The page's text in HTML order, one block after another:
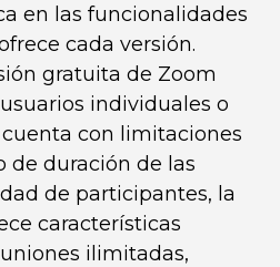
en las funcionalidades
cada versión.
gratuita de Zoom
individuales o
con limitaciones
de duración de las
de participantes, la
características
ilimitadas,